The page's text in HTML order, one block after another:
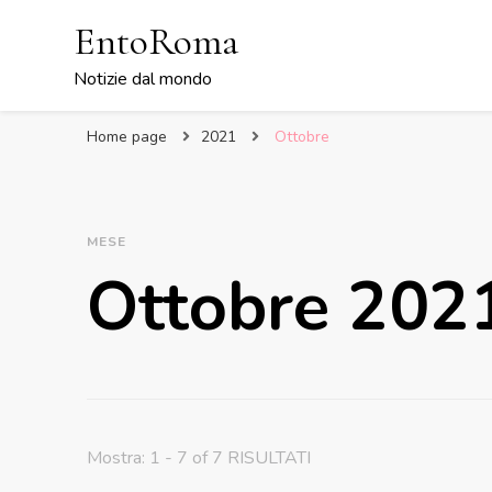
EntoRoma
Notizie dal mondo
Home page 2021 Ottobre
MESE
Ottobre
Mostra: 1 - 7 of 7 RISULTATI